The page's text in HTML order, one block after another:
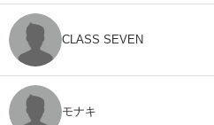
CLASS SEVEN
モナキ